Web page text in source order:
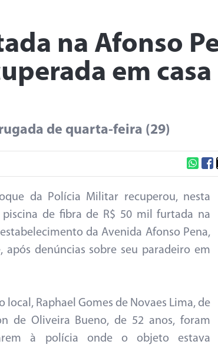
na Afonso
em casa
de quarta-feira (29)
da Polícia Militar recuperou, nesta
de fibra de R$ 50 mil furtada na
da Avenida Afonso Pena,
após denúncias sobre seu paradeiro em
local, Raphael Gomes de Novaes Lima, de
de Oliveira Bueno, de 52 anos, foram
à polícia onde o objeto estava